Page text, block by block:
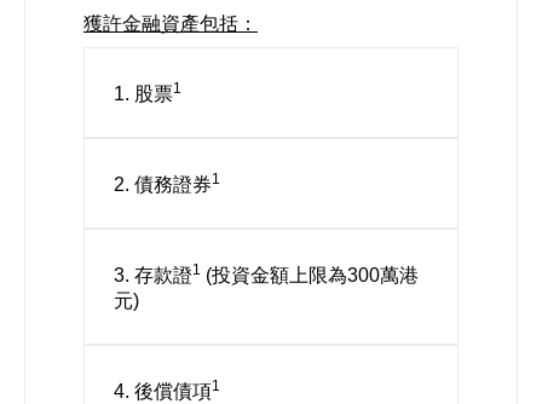
獲許金融資產包括：
1. 股票1
2. 債務證券1
3. 存款證1 (投資金額上限為300萬港
元)
4. 後償債項1